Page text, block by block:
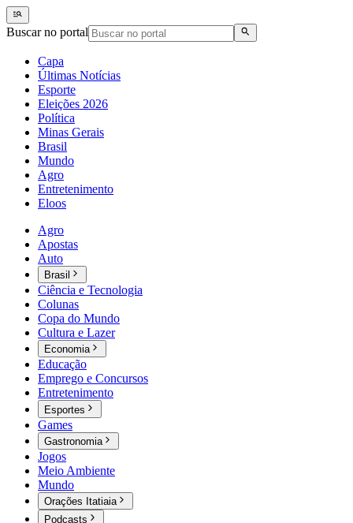
Buscar no portal
Capa
Últimas Notícias
Esporte
Eleições 2026
Política
Minas Gerais
Brasil
Mundo
Agro
Entretenimento
Eloos
Agro
Apostas
Auto
Brasil
Ciência e Tecnologia
Colunas
Copa do Mundo
Cultura e Lazer
Economia
Educação
Emprego e Concursos
Entretenimento
Esportes
Games
Gastronomia
Jogos
Meio Ambiente
Mundo
Orações Itatiaia
Podcasts